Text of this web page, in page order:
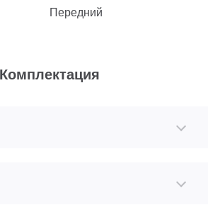
Передний
Комплектация